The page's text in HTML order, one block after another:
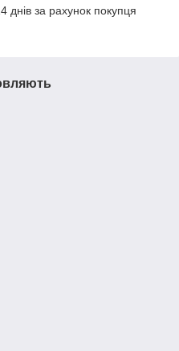
за рахунок покупця